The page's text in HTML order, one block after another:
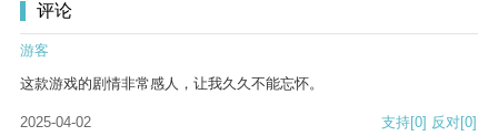
评论
游客
这款游戏的剧情非常感人，让我久久不能忘怀。
2025-04-02 支持[0] 反对[0]